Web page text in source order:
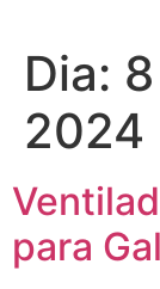
Dia:
2024
para